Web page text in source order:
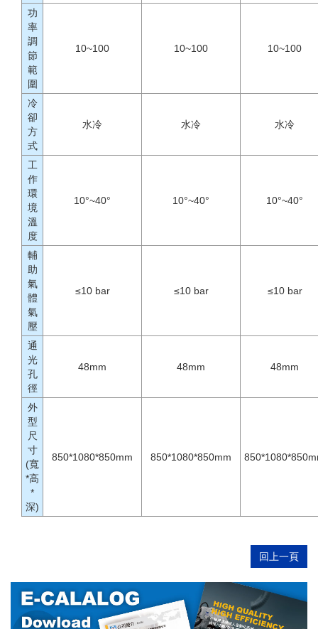
功
率
調
節
範
圍
10~100 10~100 10~100
冷
卻
方
式
水冷 水冷 水冷
工
作
環
境
溫
度
10°~40° 10°~40° 10°~40°
輔
助
氣
體
氣
壓
≤10 bar ≤10 bar ≤10 bar
通
光
孔
徑
48mm 48mm 48mm
外
型
尺
寸
(寬
*高
*
深)
850*1080*850mm 850*1080*850mm
回上一頁